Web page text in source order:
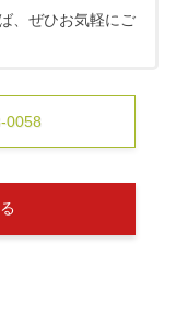
、ぜひお気軽にご
0058